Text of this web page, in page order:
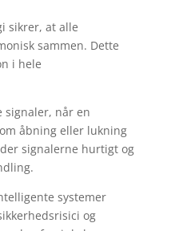
sikrer, at alle
sammen. Dette
i hele
signaler, når en
åbning eller lukning
signalerne hurtigt og
systemer
og